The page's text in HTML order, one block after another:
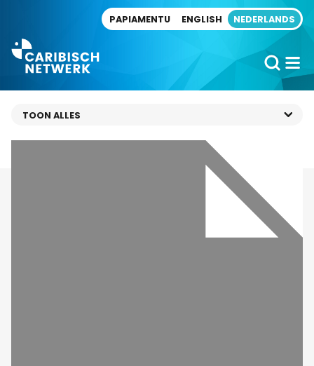
PAPIAMENTU ENGLISH NEDERLANDS